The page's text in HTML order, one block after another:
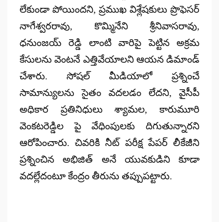
లేకుండా పోయిందని, ప్రముఖ విశ్లేషకులు ప్రొఫెసర్
నాగేశ్వరరావు, కొమ్మినేని శ్రీనివాసరావు,
ధనుంజయ్ రెడ్డి లాంటి వారిపై పెట్టిన అక్రమ
కేసులను వెంటనే ఎత్తివేయాలని ఆయన డిమాండ్
చేశారు. సోషల్ మీడియాలో ప్రశ్నించే
సామాన్యులను సైతం వదలడం లేదని, వైసీపీ
అధికార ప్రతినిధులు శ్యామల, కారుమూరి
వెంకటరెడ్డిల పై వేధింపులకు దిగుతున్నారని
ఆరోపించారు. చివరికి నీట్ పరీక్ష పేపర్ లీకేజీని
ప్రశ్నించిన అభిజిత్ అనే యువకుడిని కూడా
వదల్లేదంటూ కేంద్రం తీరును తప్పుపట్టారు.